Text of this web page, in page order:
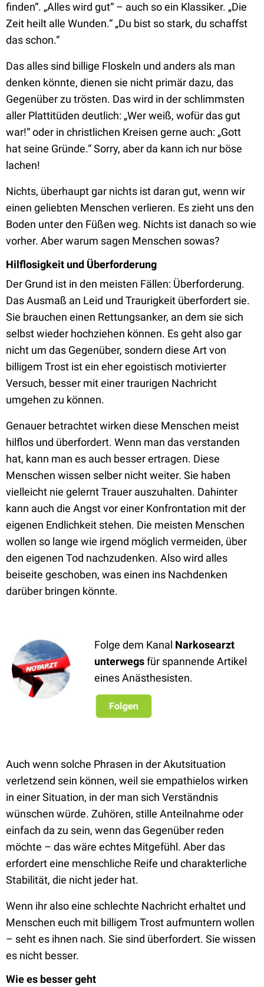
finden“. „Alles wird gut“ – auch so ein Klassiker. „Die
Zeit heilt alle Wunden.“ „Du bist so stark, du schaffst
das schon.“
Das alles sind billige Floskeln und anders als man
denken könnte, dienen sie nicht primär dazu, das
Gegenüber zu trösten. Das wird in der schlimmsten
aller Plattitüden deutlich: „Wer weiß, wofür das gut
war!“ oder in christlichen Kreisen gerne auch: „Gott
hat seine Gründe.“ Sorry, aber da kann ich nur böse
lachen!
Nichts, überhaupt gar nichts ist daran gut, wenn wir
einen geliebten Menschen verlieren. Es zieht uns den
Boden unter den Füßen weg. Nichts ist danach so wie
vorher. Aber warum sagen Menschen sowas?
Hilflosigkeit und Überforderung
Der Grund ist in den meisten Fällen: Überforderung.
Das Ausmaß an Leid und Traurigkeit überfordert sie.
Sie brauchen einen Rettungsanker, an dem sie sich
selbst wieder hochziehen können. Es geht also gar
nicht um das Gegenüber, sondern diese Art von
billigem Trost ist ein eher egoistisch motivierter
Versuch, besser mit einer traurigen Nachricht
umgehen zu können.
Genauer betrachtet wirken diese Menschen meist
hilflos und überfordert. Wenn man das verstanden
hat, kann man es auch besser ertragen. Diese
Menschen wissen selber nicht weiter. Sie haben
vielleicht nie gelernt Trauer auszuhalten. Dahinter
kann auch die Angst vor einer Konfrontation mit der
eigenen Endlichkeit stehen. Die meisten Menschen
wollen so lange wie irgend möglich vermeiden, über
den eigenen Tod nachzudenken. Also wird alles
beiseite geschoben, was einen ins Nachdenken
darüber bringen könnte.
Folge dem Kanal Narkosearzt
unterwegsfür spannende Artikel
eines Anästhesisten.
Auch wenn solche Phrasen in der Akutsituation
verletzend sein können, weil sie empathielos wirken
in einer Situation, in der man sich Verständnis
wünschen würde. Zuhören, stille Anteilnahme oder
einfach da zu sein, wenn das Gegenüber reden
möchte – das wäre echtes Mitgefühl. Aber das
erfordert eine menschliche Reife und charakterliche
Stabilität, die nicht jeder hat.
Wenn ihr also eine schlechte Nachricht erhaltet und
Menschen euch mit billigem Trost aufmuntern wollen
– seht es ihnen nach. Sie sind überfordert. Sie wissen
es nicht besser.
Wie es besser geht